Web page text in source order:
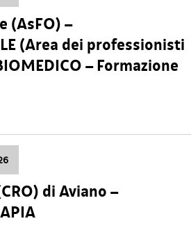
(AsFO) –
(Area dei professionisti
– Formazione
di Aviano –